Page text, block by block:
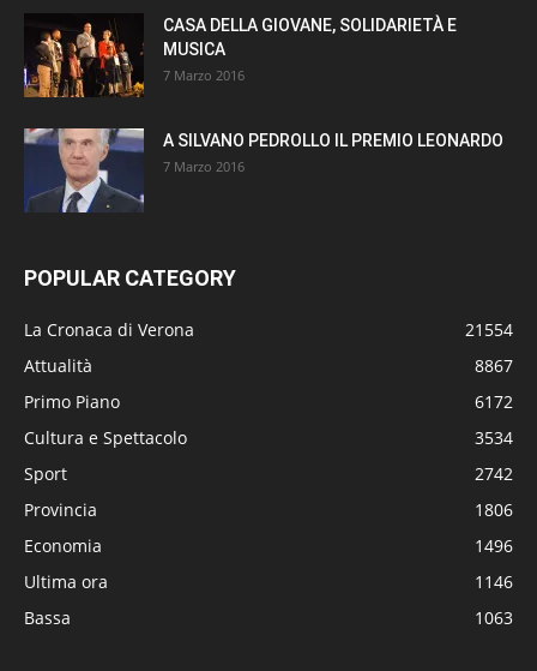
CASA DELLA GIOVANE, SOLIDARIETÀ E
MUSICA
7 Marzo 2016
A SILVANO PEDROLLO IL PREMIO LEONARDO
7 Marzo 2016
POPULAR CATEGORY
La Cronaca di Verona
21554
Attualità
8867
Primo Piano
6172
Cultura e Spettacolo
3534
Sport
2742
Provincia
1806
Economia
1496
Ultima ora
1146
Bassa
1063